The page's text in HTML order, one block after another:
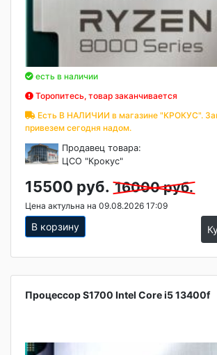
есть в наличии
Торопитесь, товар заканчивается
Есть В НАЛИЧИИ в магазине "КРОКУС".
привезем сегодня надом.
Продавец товара:
ЦСО "Крокус"
15500 руб. 16000 руб.
Цена актульна на 09.08.2026 17:09
В корзину
Процессор S1700 Intel Core i5 13400f